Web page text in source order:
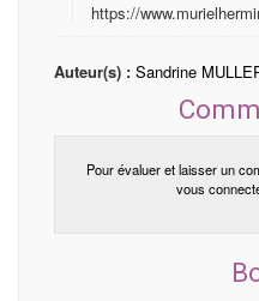
https://
Auteur(s) : Sandrine
Pour évaluer et laisser un
vous